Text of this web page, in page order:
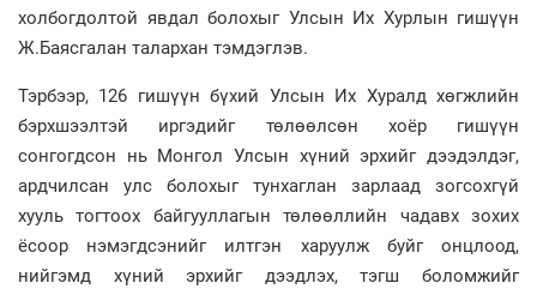
холбогдолтой явдал болохыг Улсын Их Хурлын гишүүн
Ж.Баясгалан талархан тэмдэглэв.
Тэрбээр, 126 гишүүн бүхий Улсын Их Хуралд хөгжлийн
бэрхшээлтэй иргэдийг төлөөлсөн хоёр гишүүн
сонгогдсон нь Монгол Улсын хүний эрхийг дээдэлдэг,
ардчилсан улс болохыг тунхаглан зарлаад зогсохгүй
хууль тогтоох байгууллагын төлөөллийн чадавх зохих
ёсоор нэмэгдсэнийг илтгэн харуулж буйг онцлоод,
нийгэмд хүний эрхийг дээдлэх, тэгш боломжийг